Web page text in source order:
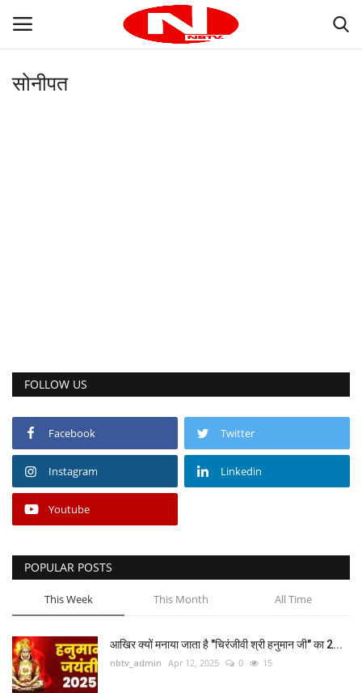
Login
एनसीआर
राजनीति
वीडियो
अर्थ-व्यापार
चुनाव 2024
मनोरंजन
Gallery
सोशल मीडिया
सोनीपत
FOLLOW US
Facebook Twitter
Instagram Linkedin
Youtube
POPULAR POSTS
This Week This Month All Time
आखिर क्यों मनाया जाता है "चिरंजीवी श्री हनुमान जी" का 2...
nbtv_admin Apr 12, 2025 0 15